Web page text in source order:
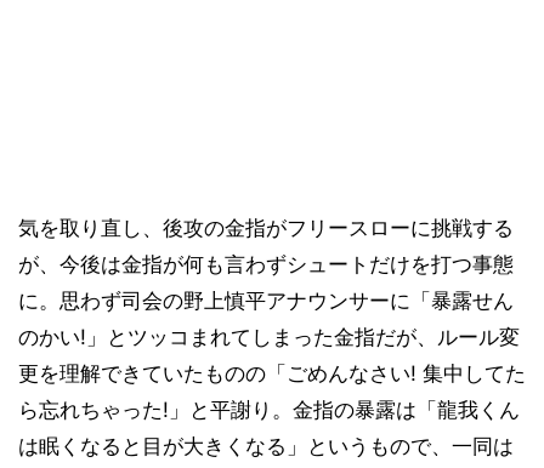
気を取り直し、後攻の金指がフリースローに挑戦する
が、今後は金指が何も言わずシュートだけを打つ事態
に。思わず司会の野上慎平アナウンサーに「暴露せん
のかい!」とツッコまれてしまった金指だが、ルール変
更を理解できていたものの「ごめんなさい! 集中してた
ら忘れちゃった!」と平謝り。金指の暴露は「龍我くん
は眠くなると目が大きくなる」というもので、一同は